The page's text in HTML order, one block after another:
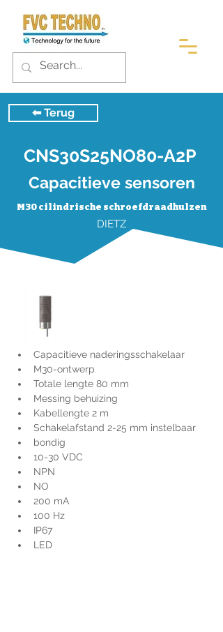
⬅︎ Terug
CNS30S25NO80-A2P
Capacitieve sensoren
M30 cilindrische schroefdraadhulzen
DIETZ
Capacitieve naderingsschakelaar
M30-ontwerp
Totale lengte 80 mm
Messing behuizing
Kabellengte 2 m
Schakelafstand 2-25 mm instelbaar
bondig
10-30 VDC
NPN
NO
200 mA
100 Hz
IP67
LED